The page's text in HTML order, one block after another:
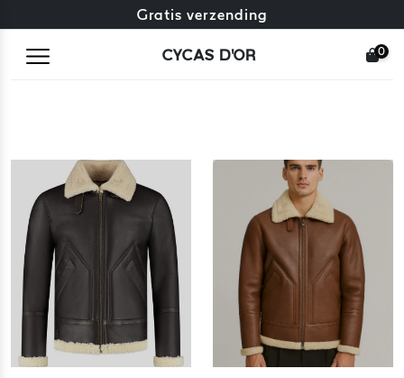
Gratis omruiling + gratis retourneren
Gratis verzending
CYCAS D'OR 0